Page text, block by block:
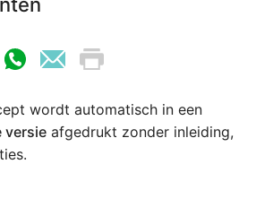
wordt automatisch in een
versie afgedrukt zonder inleiding,